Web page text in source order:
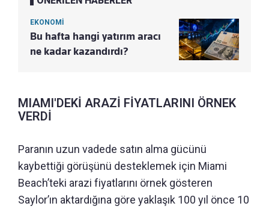
EKONOMİ
Bu hafta hangi yatırım aracı
ne kadar kazandırdı?
MIAMI'DEKİ ARAZİ FİYATLARINI ÖRNEK
VERDİ
Paranın uzun vadede satın alma gücünü
kaybettiği görüşünü desteklemek için Miami
Beach’teki arazi fiyatlarını örnek gösteren
Saylor’ın aktardığına göre yaklaşık 100 yıl önce 10